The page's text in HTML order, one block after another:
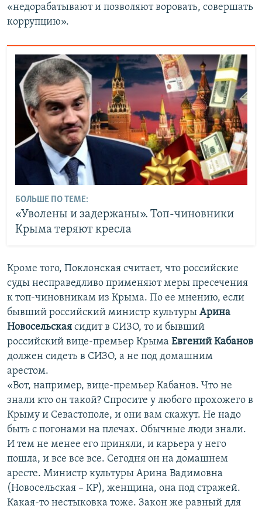
«недорабатывают и позволяют воровать, совершать
коррупцию».
БОЛЬШЕ ПО ТЕМЕ:
«Уволены и задержаны». Топ-чиновники
Крыма теряют кресла
Кроме того, Поклонская считает, что российские
суды несправедливо применяют меры пресечения
к топ-чиновникам из Крыма. По ее мнению, если
бывший российский министр культуры Арина
Новосельская сидит в СИЗО, то и бывший
российский вице-премьер Крыма Евгений Кабанов
должен сидеть в СИЗО, а не под домашним
арестом.
«Вот, например, вице-премьер Кабанов. Что не
знали кто он такой? Спросите у любого прохожего в
Крыму и Севастополе, и они вам скажут. Не надо
быть с погонами на плечах. Обычные люди знали.
И тем не менее его приняли, и карьера у него
пошла, и все все все. Сегодня он на домашнем
аресте. Министр культуры Арина Вадимовна
(Новосельская – КР), женщина, она под стражей.
Какая-то нестыковка тоже. Закон же равный для